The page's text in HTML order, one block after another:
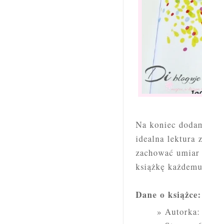
Na koniec
idealna lektura
zachować
książkę
Dane o książce:
Autorka: